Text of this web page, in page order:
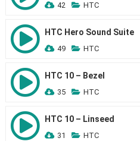
42 HTC
HTC Hero Sound Suite
49 HTC
HTC 10 – Bezel
35 HTC
HTC 10 – Linseed
31 HTC